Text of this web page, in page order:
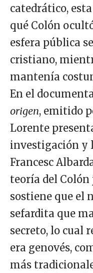
catedrático,
qué Colón
esfera pública
cristiano,
mantenía
En el
origen, emitido
Lorente
investigación y
Francesc
teoría del
sostiene que el
sefardita que
secreto, lo cual
era genovés,
más